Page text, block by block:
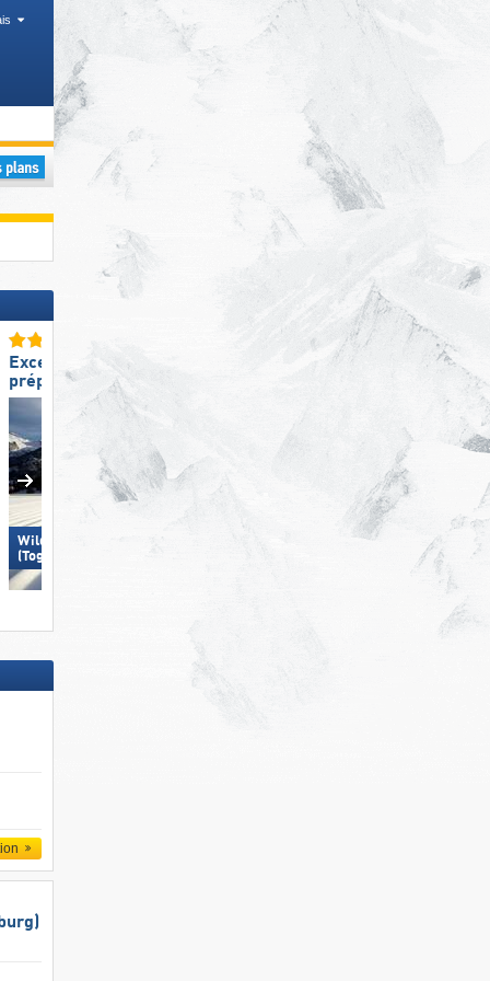
Excellente
préparation des pistes
Wildhaus – Gamserrugg
(Toggenburg)
Excellent enneigement
Hohsaas – Saas-Grund